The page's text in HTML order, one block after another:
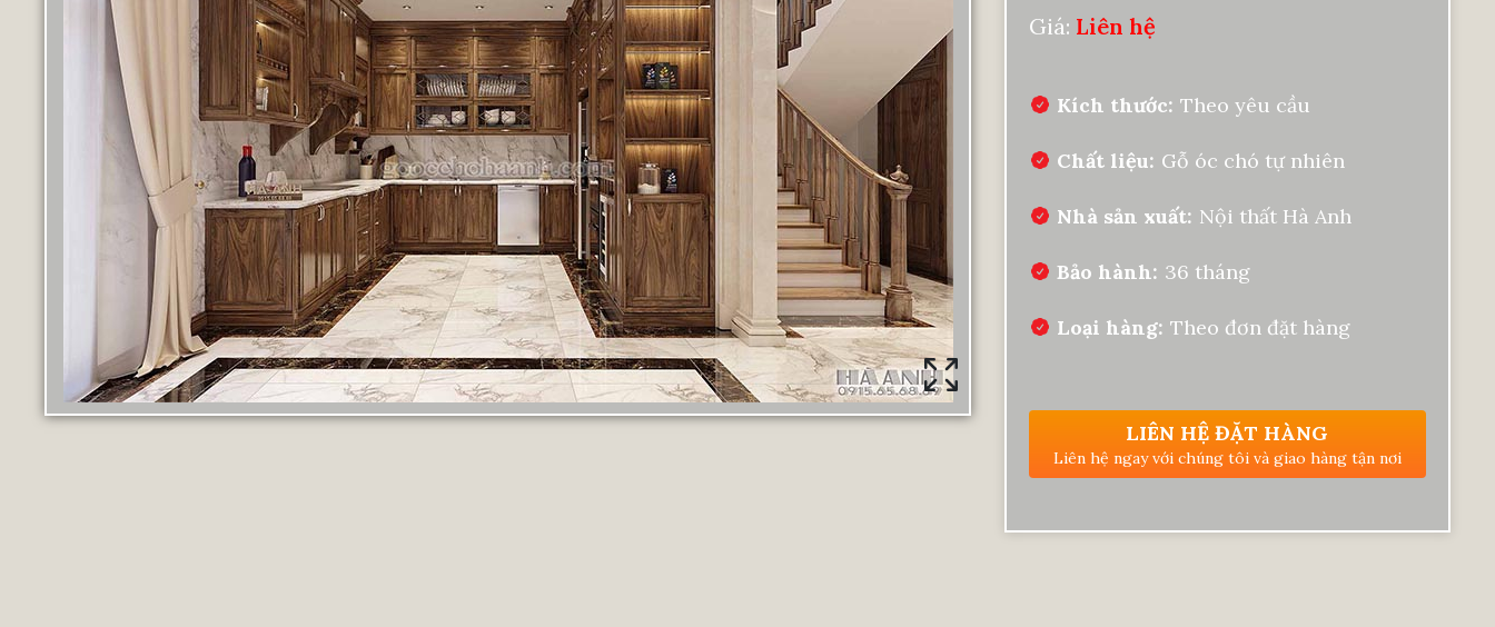
Giá: Liên hệ
Kích thước Theo yêu cầu
Chất liệu Gỗ óc chó tự nhiên
Nhà sản xuất Nội thất Hà Anh
Bảo hành 36 tháng
Loại hàng Theo đơn đặt hàng
LIÊN HỆ ĐẶT HÀNG
Liên hệ ngay với chúng tôi và giao hàng tận nơi